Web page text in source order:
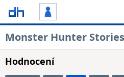
Monster Hunter Stories
Hodnocení